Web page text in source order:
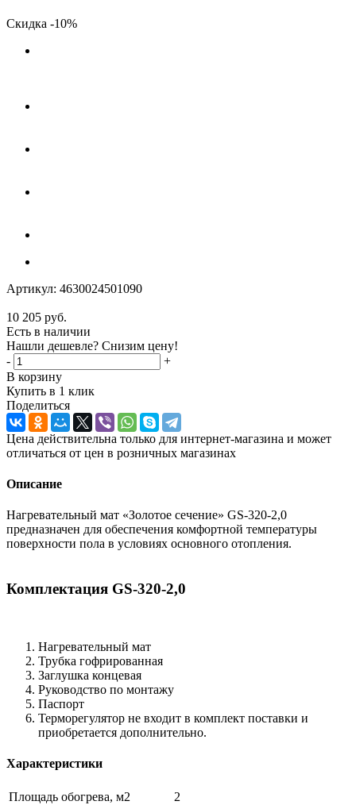
Скидка -10%
Артикул: 4630024501090
10 205 руб.
Есть в наличии
Нашли дешевле? Снизим цену!
-
+
В корзину
Купить в 1 клик
Поделиться
Цена действительна только для интернет-магазина и может
отличаться от цен в розничных магазинах
Описание
Нагревательный мат «Золотое сечение» GS-320-2,0
предназначен для обеспечения комфортной температуры
поверхности пола в условиях основного отопления.
Комплектация GS-320-2,0
Нагревательный мат
Трубка гофрированная
Заглушка концевая
Руководство по монтажу
Паспорт
Терморегулятор не входит в комплект поставки и
приобретается дополнительно.
Характеристики
Площадь обогрева, м2
2